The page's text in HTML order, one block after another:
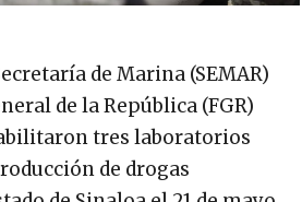
de Marina (SEMAR)
de la República (FGR)
tres laboratorios
de drogas